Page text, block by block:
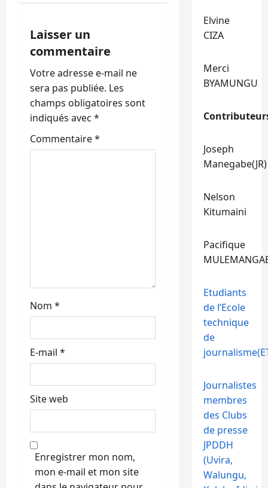
i
o
n
d
’
l
e
Laisser un
commentaire
Votre adresse e-mail ne
sera pas publiée. Les
champs obligatoires sont
indiqués avec *
Commentaire*
Nom *
E-mail *
Site web
Enregistrer mon nom,
mon e-mail et mon site
Elvine
CIZA
Merci
BYAMUNGU
Joseph
Manegabe(JR)
Nelson
Kitumaini
Pacifique
Etudiants
de l’Ecole
technique
de
Journalistes
membres
des Clubs
de presse
JPDDH
(Uvira,
Walungu,